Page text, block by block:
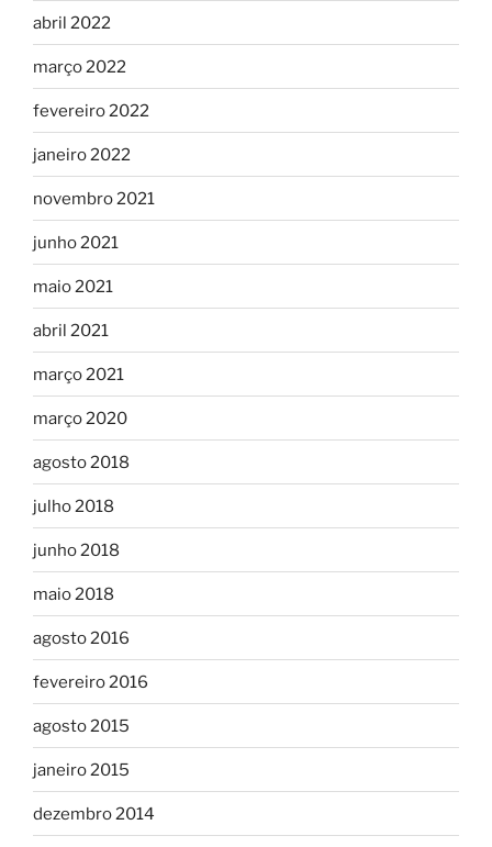
abril 2022
março 2022
fevereiro 2022
janeiro 2022
novembro 2021
junho 2021
maio 2021
abril 2021
março 2021
março 2020
agosto 2018
julho 2018
junho 2018
maio 2018
agosto 2016
fevereiro 2016
agosto 2015
janeiro 2015
dezembro 2014